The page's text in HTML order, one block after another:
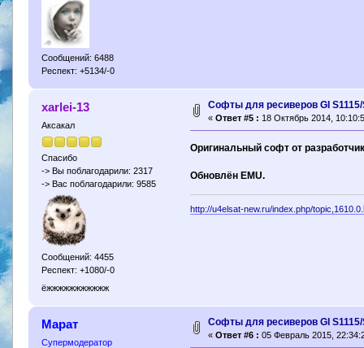
Сообщений: 6488
Респект: +5134/-0
xarlei-13
Аксакал
Спасибо
-> Вы поблагодарили: 2317
-> Вас поблагодарили: 9585
Сообщений: 4455
Респект: +1080/-0
ёжжжжжжжжжжж
Софты для ресиверов GI S1115/
« Ответ #5 : 18 Октябрь 2014,
Оригинальный софт от
Обновлён EMU.
http://u4elsat-new.ru/index.php/
Марат
Супермодератор
Софты для ресиверов GI S1115/
« Ответ #6 : 05 Февраль 2015,